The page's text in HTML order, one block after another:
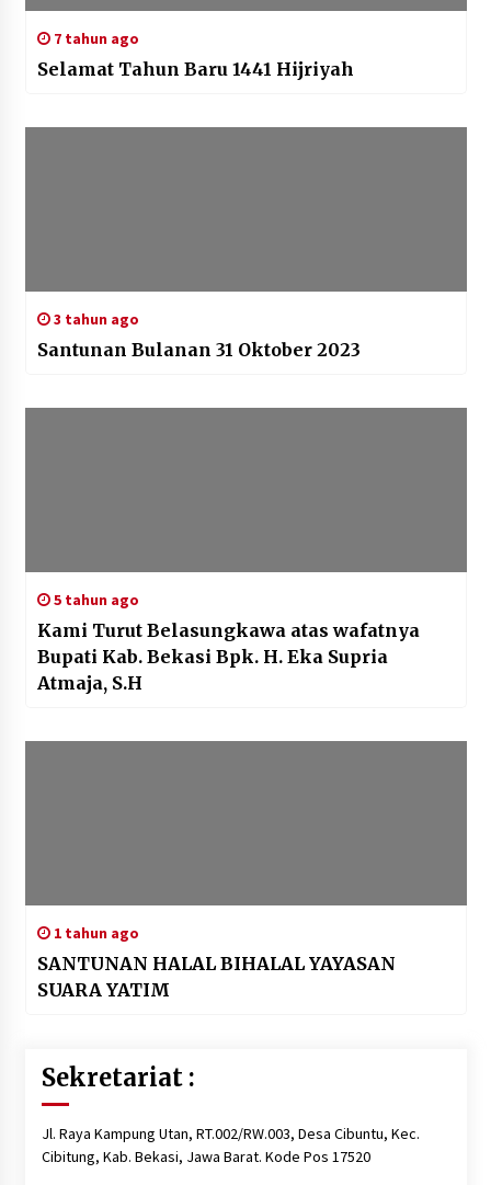
7 tahun ago
Selamat Tahun Baru 1441 Hijriyah
3 tahun ago
Santunan Bulanan 31 Oktober 2023
5 tahun ago
Kami Turut Belasungkawa atas wafatnya
Bupati Kab. Bekasi Bpk. H. Eka Supria
Atmaja, S.H
1 tahun ago
SANTUNAN HALAL BIHALAL YAYASAN
SUARA YATIM
Sekretariat :
Jl. Raya Kampung Utan, RT.002/RW.003, Desa Cibuntu, Kec.
Cibitung, Kab. Bekasi, Jawa Barat. Kode Pos 17520